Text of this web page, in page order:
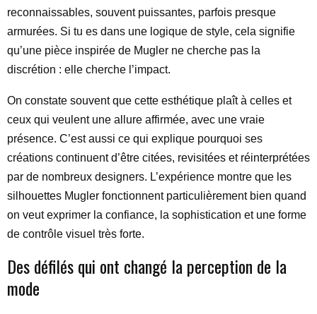
reconnaissables, souvent puissantes, parfois presque
armurées. Si tu es dans une logique de style, cela signifie
qu’une pièce inspirée de Mugler ne cherche pas la
discrétion : elle cherche l’impact.
On constate souvent que cette esthétique plaît à celles et
ceux qui veulent une allure affirmée, avec une vraie
présence. C’est aussi ce qui explique pourquoi ses
créations continuent d’être citées, revisitées et réinterprétées
par de nombreux designers. L’expérience montre que les
silhouettes Mugler fonctionnent particulièrement bien quand
on veut exprimer la confiance, la sophistication et une forme
de contrôle visuel très forte.
Des défilés qui ont changé la perception de la
mode